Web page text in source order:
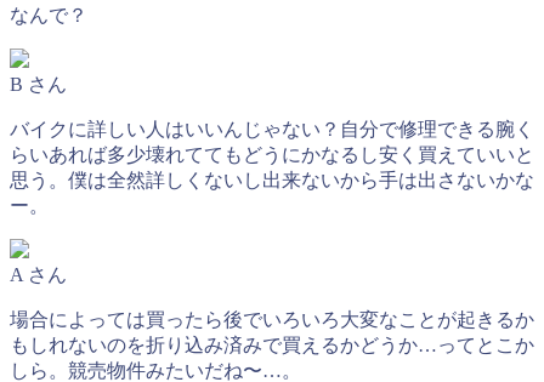
なんで？
B さん
バイクに詳しい人はいいんじゃない？自分で修理できる腕く
らいあれば多少壊れててもどうにかなるし安く買えていいと
思う。僕は全然詳しくないし出来ないから手は出さないかな
ー。
A さん
場合によっては買ったら後でいろいろ大変なことが起きるか
もしれないのを折り込み済みで買えるかどうか…ってとこか
しら。競売物件みたいだね〜…。